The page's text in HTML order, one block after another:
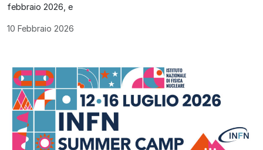
febbraio 2026, e
10 Febbraio 2026